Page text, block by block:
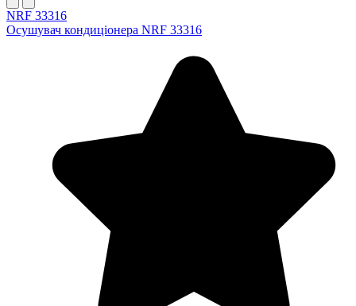
NRF 33316
Осушувач кондиціонера NRF 33316